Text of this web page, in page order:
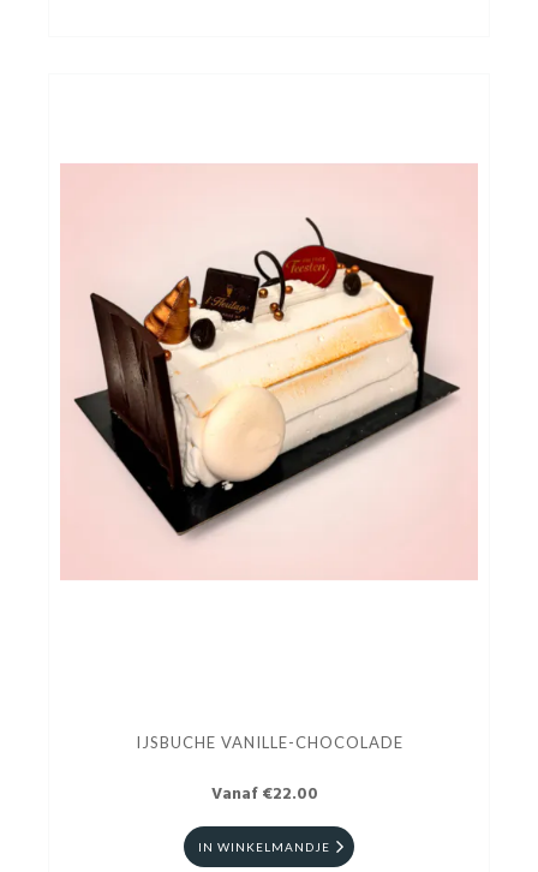
IJSBUCHE VANILLE-CHOCOLADE
Vanaf €22.00
IN WINKELMANDJE